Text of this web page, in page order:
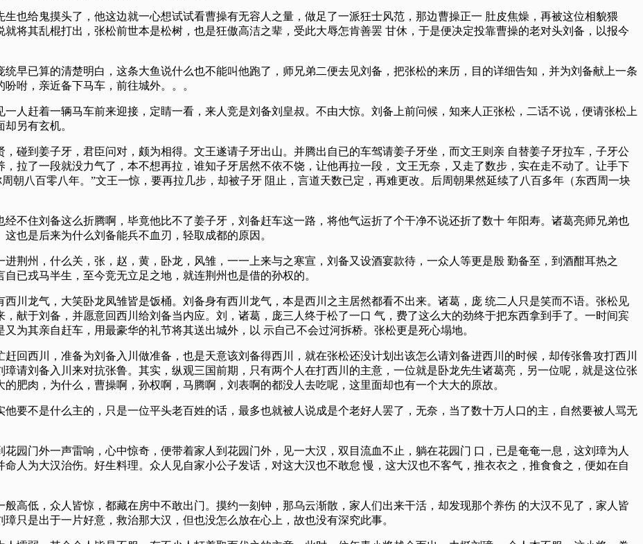
也给鬼摸头了，他这边就一心想试试看曹操有无容人之量，做足了一派狂士风范，那边曹操正一 肚皮焦燥，再被这位相貌猥
将其乱棍打出，张松前世本是松树，也是狂傲高洁之辈，受此大辱怎肯善罢 甘休，于是便决定投靠曹操的老对头刘备，以报今
早已算的清楚明白，这条大鱼说什么也不能叫他跑了，师兄弟二便去见刘备，把张松的来历，目的详细告知，并为刘备献上一条
咐，亲近备下马车，前往城外。。。
人赶着一辆马车前来迎接，定睛一看，来人竞是刘备刘皇叔。不由大惊。刘备上前问候，知来人正张松，二话不说，便请张松上
另有玄机。
碰到姜子牙，君臣问对，颇为相得。文王遂请子牙出山。并腾出自已的车驾请姜子牙坐，而文王则亲 自替姜子牙拉车，子牙公
拉了一段就没力气了，本不想再拉，谁知子牙居然不依不饶，让他再拉一段， 文王无奈，又走了数步，实在走不动了。让手下
朝八百零八年。”文王一惊，要再拉几步，却被子牙 阻止，言道天数已定，再难更改。后周朝果然延续了八百多年（东西周一块
不住刘备这么折腾啊，毕竟他比不了姜子牙，刘备赶车这一路，将他气运折了个干净不说还折了数十 年阳寿。诸葛亮师兄弟也
也是后来为什么刘备能兵不血刃，轻取成都的原因。
荆州，什么关，张，赵，黄，卧龙，风雏，一一上来与之寒宣，刘备又设酒宴款待，一众人等更是殷 勤备至，到酒酣耳热之
已戎马半生，至今竞无立足之地，就连荆州也是借的孙权的。
川龙气，大笑卧龙凤雏皆是饭桶。刘备身有西川龙气，本是西川之主居然都看不出来。诸葛，庞 统二人只是笑而不语。张松见
献于刘备，并愿意回西川给刘备当内应。刘，诸葛，庞三人终于松了一口 气，费了这么大的劲终于把东西拿到手了。一时间宾
为其亲自赶车，用最豪华的礼节将其送出城外，以 示自己不会过河拆桥。张松更是死心塌地。
回西川，准备为刘备入川做准备，也是天意该刘备得西川，就在张松还没计划出该怎么请刘备进西川的时候，却传张鲁攻打西川
请刘备入川来对抗张鲁。其实，纵观三国前期，只有两个人在打西川的主意，一位就是卧龙先生诸葛亮，另一位呢，就是这位张
肥肉，为什么，曹操啊，孙权啊，马腾啊，刘表啊的都没人去吃呢，这里面却也有一个大大的原故。
要不是什么主的，只是一位平头老百姓的话，最多也就被人说成是个老好人罢了，无奈，当了数十万人口的主，自然要被人骂无
园门外一声雷响，心中惊奇，便带着家人到花园门外，见一大汉，双目流血不止，躺在花园门 口，已是奄奄一息，这刘璋为人
人为大汉治伤。好生料理。众人见自家小公子发话，对这大汉也不敢怠 慢，这大汉也不客气，推衣衣之，推食食之，便如在自
高低，众人皆惊，都藏在房中不敢出门。摸约一刻钟，那乌云渐散，家人们出来干活，却发现那个养伤 的大汉不见了，家人皆
只是出于一片好意，救治那大汉，但也没怎么放在心上，故也没有深究此事。